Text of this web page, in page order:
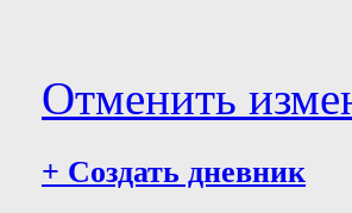
Отменить
+ Создать дневник